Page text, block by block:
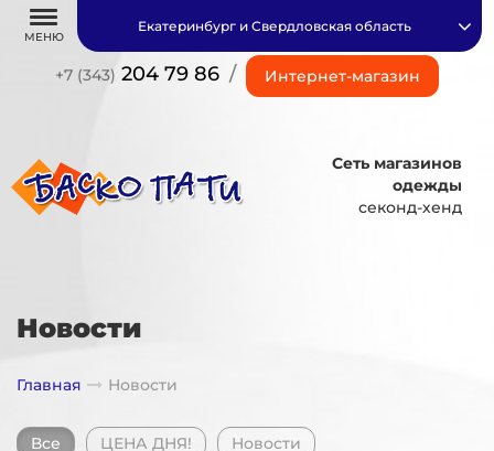
МЕНЮ
+7 (343) 204 79 86 / Интернет-магазин
Екатеринбург и Свердловская область
Сеть магазинов
одежды
секонд-хенд
Новости
Главная Новости
Все ЦЕНА ДНЯ! Новости